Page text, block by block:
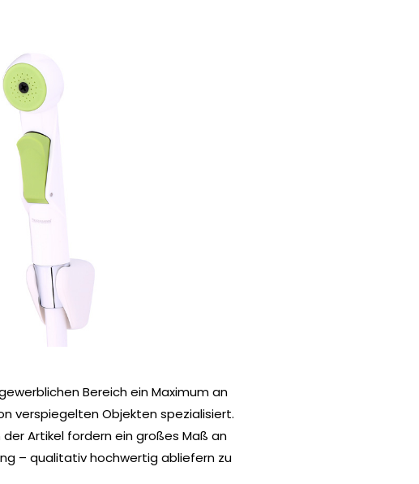
Bereich ein Maximum an
verspiegelten Objekten spezialisiert.
Artikel fordern ein großes Maß an
– qualitativ hochwertig abliefern zu